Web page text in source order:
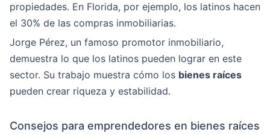
propiedades. En Florida, por ejemplo, los latinos hacen
el 30% de las compras inmobiliarias.
Jorge Pérez, un famoso promotor inmobiliario,
demuestra lo que los latinos pueden lograr en este
sector. Su trabajo muestra cómo los bienes raíces
pueden crear riqueza y estabilidad.
Consejos para emprendedores en bienes raíces